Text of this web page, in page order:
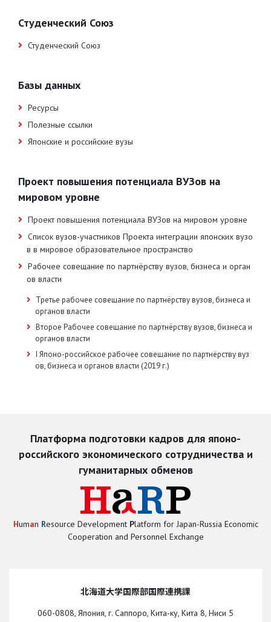
Студенческий Союз
Студенческий Союз
Базы данных
Ресурсы
Полезные ссылки
Японские и российские вузы
Проект повышения потенциала ВУЗов на
мировом уровне
Проект повышения потенциала ВУЗов на мировом уровне
Список вузов-участников Проекта интеграции японских вузо
в в мировое образовательное пространство
Рабочее совещание по партнёрству вузов, бизнеса и орган
ов власти
Третье рабочее совещание по партнёрству вузов, бизнеса и
органов власти
Второе Рабочее совещание по партнёрству вузов, бизнеса и
органов власти
I Японо-российское рабочее совещание по партнёрству вуз
ов, бизнеса и органов власти (2019 г.)
Платформа подготовки кадров для японо-
российского экономического сотрудничества и
гуманитарных обменов
Human Resource Development Platform for Japan-Russia Economic
Cooperation and Personnel Exchange
北海道大学国際部国際連携課
060-0808, Япония, г. Саппоро, Кита-ку, Кита 8, Ниси 5